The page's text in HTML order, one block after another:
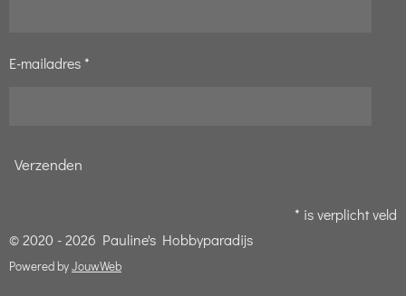
E-mailadres *
Verzenden
* is verplicht veld
© 2020 - 2026 Pauline's Hobbyparadijs
Powered byJouwWeb